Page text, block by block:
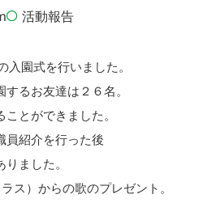
活動報告
園式を行いました。
るお友達は２６名。
とができました。
員紹介を行った後
ました。
ス）からの歌のプレゼント。